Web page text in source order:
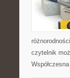
czytelnik